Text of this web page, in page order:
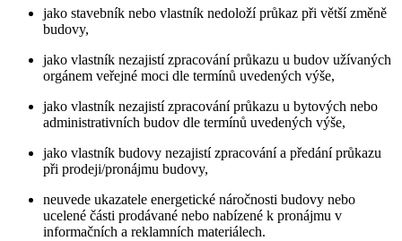
jako stavebník nebo vlastník nedoloží průkaz při větší změně
budovy,
jako vlastník nezajistí zpracování průkazu u budov užívaných
orgánem veřejné moci dle termínů uvedených výše,
jako vlastník nezajistí zpracování průkazu u bytových nebo
administrativních budov dle termínů uvedených výše,
jako vlastník budovy nezajistí zpracování a předání průkazu
při prodeji/pronájmu budovy,
neuvede ukazatele energetické náročnosti budovy nebo
ucelené části prodávané nebo nabízené k pronájmu v
informačních a reklamních materiálech.